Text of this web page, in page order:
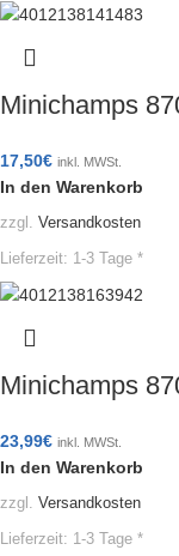
Minichamps
17,50€ inkl. MWSt.
In den Warenkorb
zzgl. Versandkosten
Lieferzeit: 1-3 Tage *
Minichamps
23,99€ inkl. MWSt.
In den Warenkorb
zzgl. Versandkosten
Lieferzeit: 1-3 Tage *